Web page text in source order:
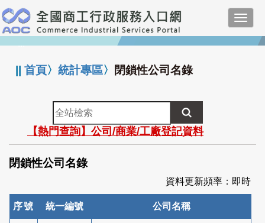
跳
到
主
要
:::
||首頁〉統計專區〉 閉鎖性公司名錄
全
站
檢
索
【熱門查詢】公司/商業/工廠登記資料
閉鎖性公司名錄
資料更新頻率：即時
序號 統一編號 公司名稱